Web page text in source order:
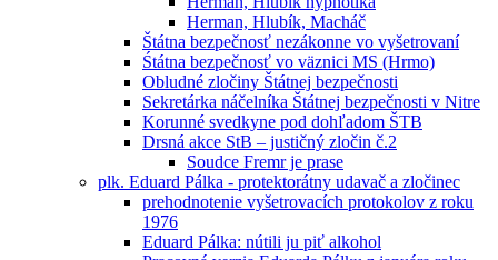
Herman, Hlubík, Macháč
Štátna bezpečnosť nezákonne vo vyšetrovaní
Śtátna bezpečnosť vo väznici MS (Hrmo)
Obludné zločiny Štátnej bezpečnosti
Sekretárka náčelníka Štátnej bezpečnosti v Nitre
Korunné svedkyne pod dohľadom ŠTB
Drsná akce StB – justičný zločin č.2
Soudce Fremr je prase
plk. Eduard Pálka - protektorátny udavač a zločinec
prehodnotenie vyšetrovacích protokolov z roku
1976
Eduard Pálka: nútili ju piť alkohol